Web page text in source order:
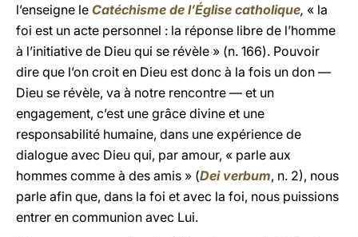
l’enseigne le Catéchisme de l’Église catholique, « la
foi est un acte personnel : la réponse libre de l’homme
à l’initiative de Dieu qui se révèle » (n. 166). Pouvoir
dire que l’on croit en Dieu est donc à la fois un don —
Dieu se révèle, va à notre rencontre — et un
engagement, c’est une grâce divine et une
responsabilité humaine, dans une expérience de
dialogue avec Dieu qui, par amour, « parle aux
hommes comme à des amis » (Dei verbum, n. 2), nous
parle afin que, dans la foi et avec la foi, nous puissions
entrer en communion avec Lui.